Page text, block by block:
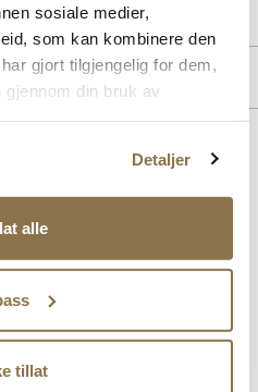
sosiale medier,
som kan kombinere den
gjort tilgjengelig for dem,
din bruk av
Detaljer
alle
tillat